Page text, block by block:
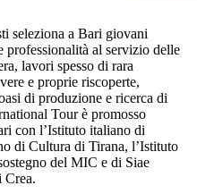
seleziona a Bari giovani
professionalità al servizio delle
lavori spesso di rara
e proprie riscoperte,
di produzione e ricerca di
Tour è promosso
con l’Istituto italiano di
di Cultura di Tirana, l’Istituto
del MIC e di Siae
Crea.